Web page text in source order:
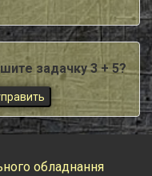
задачку 3 + 5?
обладнання